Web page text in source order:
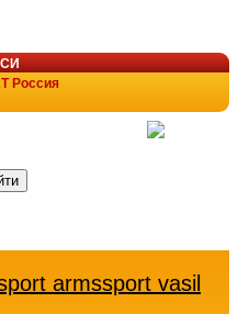
Россия
armssport vasil